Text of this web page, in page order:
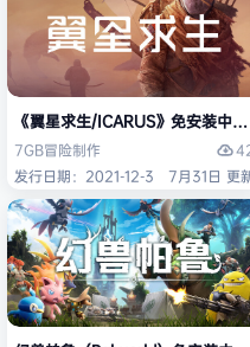
《翼星求生/ICARUS》免安装中文
7GB冒险制作
发行日期：2021-12-3
7月31日 更